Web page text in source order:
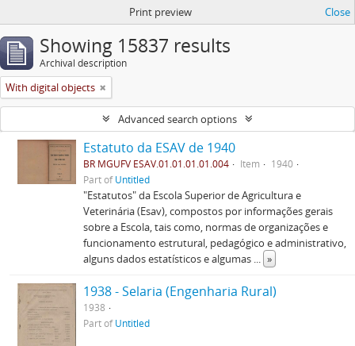
Print preview Close
Showing 15837 results
Archival description
With digital objects
Advanced search options
Estatuto da ESAV de 1940
BR MGUFV ESAV.01.01.01.01.004 Item
1940
Part ofUntitled
"Estatutos" da Escola Superior de Agricultura e
Veterinária (Esav), compostos por informações gerais
sobre a Escola, tais como, normas de organizações e
funcionamento estrutural, pedagógico e administrativo,
alguns dados estatísticos e algumas ... »
1938 - Selaria (Engenharia Rural)
1938
Part ofUntitled